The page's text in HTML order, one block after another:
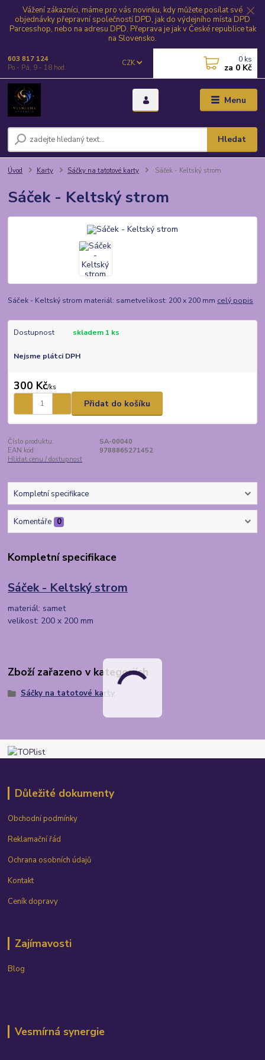
Vážení zákazníci, máme pro vás novinku, kdy můžete posílat své
objednávky přepravní společností DPD, jak do výdejního místa DPD
Parcesshop, nebo na adresu DPD. Přeprava je jak v České republice tak
na Slovensko.
Menu
CZK
Hledat
603 817 124
Po - Pá, 9 - 18 hod.
0 ks
za 0 Kč
Úvod Karty Sáčky na tatotové karty Sáček - Keltský strom
Sáček - Keltský strom
Sáček - Keltský strom materiál: sametvelikost: 200 x 200 mm celý popis
Dostupnost skladem 1 ks
Nejsme plátci DPH
300 Kč/ks
Přidat do košíku
Číslo produktu:
SA-00040
EAN kód:
9788865271452
Hlídat cenu / dostupnost
Kompletní specifikace
Komentáře 0
Kompletní specifikace
Sáček - Keltský strom
materiál: samet
velikost: 200 x 200 mm
Zboží zařazeno v kategoriích
Sáčky na tatotové karty
Důležité dokumenty
Obchodní podmínky
Reklamační řád
Ochrana osobních údajů
Kontakt
Ceník dopravy
Zajímavosti
Blog
Vesmírná synergie